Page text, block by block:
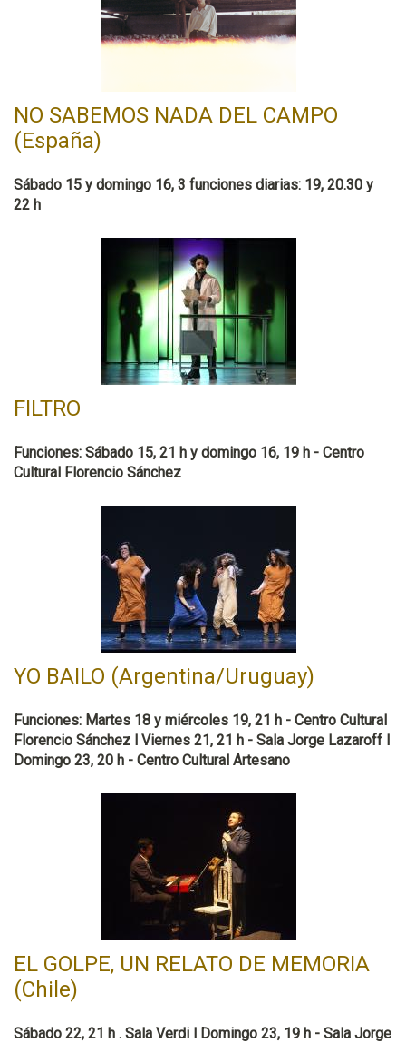
NO SABEMOS NADA DEL CAMPO
(España)
Sábado 15 y domingo 16, 3 funciones diarias: 19, 20.30 y
22 h
FILTRO
Funciones: Sábado 15, 21 h y domingo 16, 19 h - Centro
Cultural Florencio Sánchez
YO BAILO (Argentina/Uruguay)
Funciones: Martes 18 y miércoles 19, 21 h - Centro Cultural
Florencio Sánchez l Viernes 21, 21 h - Sala Jorge Lazaroff l
Domingo 23, 20 h - Centro Cultural Artesano
EL GOLPE, UN RELATO DE MEMORIA
(Chile)
Sábado 22, 21 h . Sala Verdi l Domingo 23, 19 h - Sala Jorge